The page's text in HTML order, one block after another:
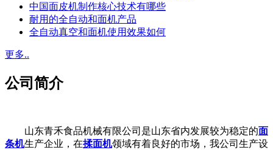
中国面皮机制作核心技术有哪些
耐用的全自动和面机产品
全自动真空和面机使用效果如何
更多..
公司简介
山东青禾食品机械有限公司是山东省内发展较为稳定的面
条机生产企业，在揉面机领域有着良好的市场，我公司生产设